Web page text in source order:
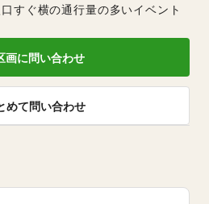
すぐ横の通行量の多いイベント
画に問い合わせ
めて問い合わせ